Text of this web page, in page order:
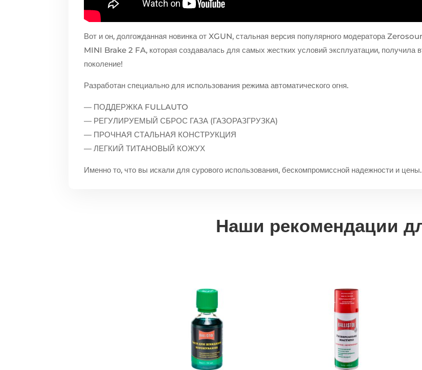
Вот и он, долгожданная новинка от XGUN, стальная версия популярного модератора
MINI Brake 2 FA, которая создавалась для самых жестких условий эксплуатации, получила
поколение!
Разработан специально для использования режима автоматического огня.
— ПОДДЕРЖКА FULLAUTO
— РЕГУЛИРУЕМЫЙ СБРОС ГАЗА (ГАЗОРАЗГРУЗКА)
— ПРОЧНАЯ СТАЛЬНАЯ КОНСТРУКЦИЯ
— ЛЕГКИЙ ТИТАНОВЫЙ КОЖУХ
Именно то, что вы искали для сурового использования, бескомпромиссной надежности и цены.
Наши рекомендации